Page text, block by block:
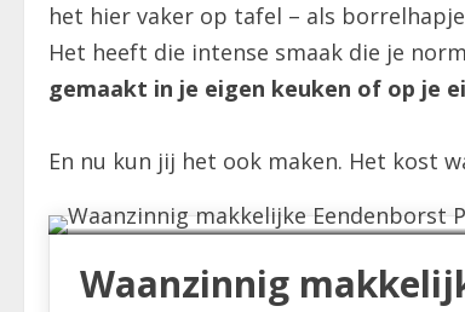
het hier vaker op tafel – als
Het heeft die intense smaak die je
gemaakt in je eigen keuken of op je
En nu kun jij het ook maken. Het kost
Waanzinnig